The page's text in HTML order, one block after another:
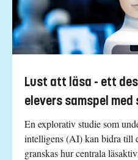
Lust att läsa - ett
elevers samspel
En explorativ studie som
intelligens (AI) kan bidra till
granskas hur centrala